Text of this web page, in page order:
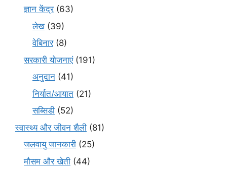
ज्ञान केंद्र(63)
लेख(39)
वेबिनार(8)
सरकारी योजनाएं(191)
अनुदान (41)
निर्यात/आयात (21)
सब्सिडी (52)
स्वास्थ्य और जीवन शैली (81)
जलवायु जानकारी (25)
मौसम और खेती (44)